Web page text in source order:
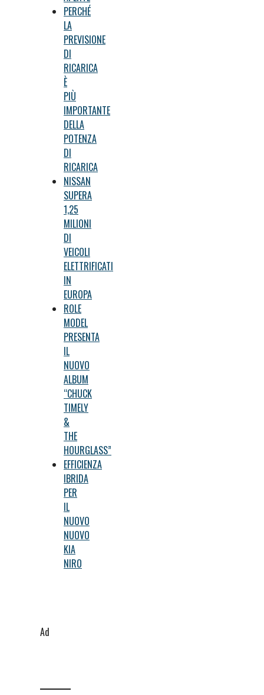
PERCHÉ
LA
PREVISIONE
DI
RICARICA
È
PIÙ
IMPORTANTE
DELLA
POTENZA
DI
RICARICA
NISSAN
SUPERA
1,25
MILIONI
DI
VEICOLI
ELETTRIFICATI
IN
EUROPA
ROLE
MODEL
PRESENTA
IL
NUOVO
ALBUM
“CHUCK
TIMELY
&
THE
HOURGLASS”
EFFICIENZA
IBRIDA
PER
IL
NUOVO
NUOVO
KIA
NIRO
Ad